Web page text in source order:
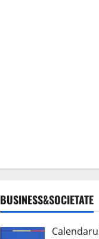
BUSINESS&SOCIETATE